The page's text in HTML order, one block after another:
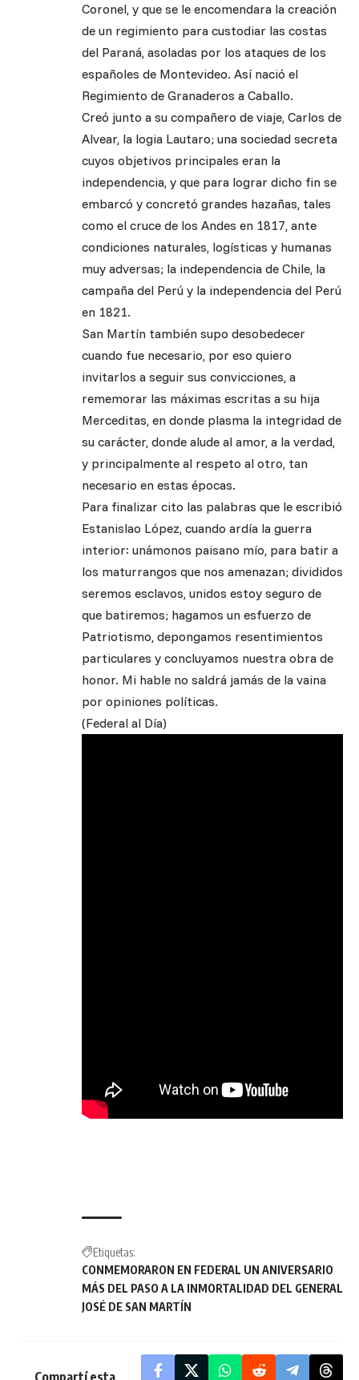
Coronel, y que se le encomendara la creación
de un regimiento para custodiar las costas
del Paraná, asoladas por los ataques de los
españoles de Montevideo. Así nació el
Regimiento de Granaderos a Caballo.
Creó junto a su compañero de viaje, Carlos de
Alvear, la logia Lautaro; una sociedad secreta
cuyos objetivos principales eran la
independencia, y que para lograr dicho fin se
embarcó y concretó grandes hazañas, tales
como el cruce de los Andes en 1817, ante
condiciones naturales, logísticas y humanas
muy adversas; la independencia de Chile, la
campaña del Perú y la independencia del Perú
en 1821.
San Martín también supo desobedecer
cuando fue necesario, por eso quiero
invitarlos a seguir sus convicciones, a
rememorar las máximas escritas a su hija
Merceditas, en donde plasma la integridad de
su carácter, donde alude al amor, a la verdad,
y principalmente al respeto al otro, tan
necesario en estas épocas.
Para finalizar cito las palabras que le escribió
Estanislao López, cuando ardía la guerra
interior: unámonos paisano mío, para batir a
los maturrangos que nos amenazan; divididos
seremos esclavos, unidos estoy seguro de
que batiremos; hagamos un esfuerzo de
Patriotismo, depongamos resentimientos
particulares y concluyamos nuestra obra de
honor. Mi hable no saldrá jamás de la vaina
por opiniones políticas.
(Federal al Día)
Etiquetas:
CONMEMORARON EN FEDERAL UN ANIVERSARIO
MÁS DEL PASO A LA INMORTALIDAD DEL GENERAL
JOSÉ DE SAN MARTÍN